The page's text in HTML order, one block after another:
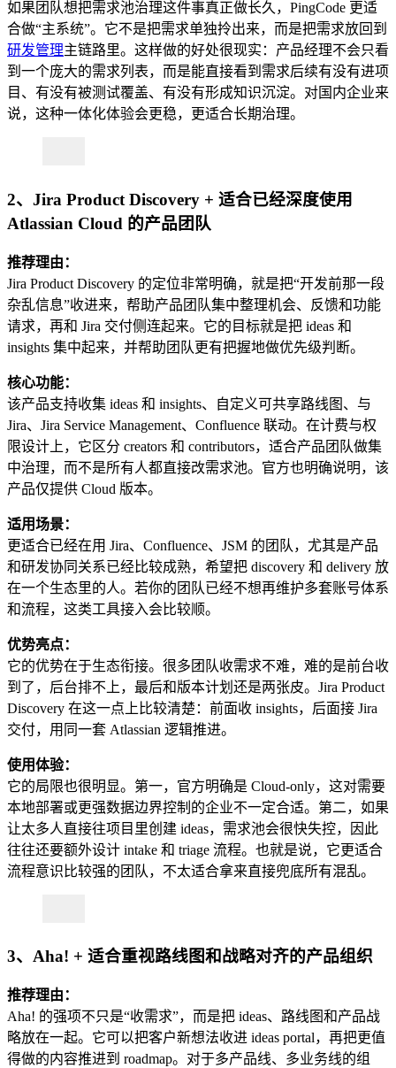
如果团队想把需求池治理这件事真正做长久，PingCode 更适
合做“主系统”。它不是把需求单独拎出来，而是把需求放回到
研发管理主链路里。这样做的好处很现实：产品经理不会只看
到一个庞大的需求列表，而是能直接看到需求后续有没有进项
目、有没有被测试覆盖、有没有形成知识沉淀。对国内企业来
说，这种一体化体验会更稳，更适合长期治理。
2、Jira Product Discovery + 适合已经深度使用
Atlassian Cloud 的产品团队
推荐理由：
Jira Product Discovery 的定位非常明确，就是把“开发前那一段
杂乱信息”收进来，帮助产品团队集中整理机会、反馈和功能
请求，再和 Jira 交付侧连起来。它的目标就是把 ideas 和
insights 集中起来，并帮助团队更有把握地做优先级判断。
核心功能：
该产品支持收集 ideas 和 insights、自定义可共享路线图、与
Jira、Jira Service Management、Confluence 联动。在计费与权
限设计上，它区分 creators 和 contributors，适合产品团队做集
中治理，而不是所有人都直接改需求池。官方也明确说明，该
产品仅提供 Cloud 版本。
适用场景：
更适合已经在用 Jira、Confluence、JSM 的团队，尤其是产品
和研发协同关系已经比较成熟，希望把 discovery 和 delivery 放
在一个生态里的人。若你的团队已经不想再维护多套账号体系
和流程，这类工具接入会比较顺。
优势亮点：
它的优势在于生态衔接。很多团队收需求不难，难的是前台收
到了，后台排不上，最后和版本计划还是两张皮。Jira Product
Discovery 在这一点上比较清楚：前面收 insights，后面接 Jira
交付，用同一套 Atlassian 逻辑推进。
使用体验：
它的局限也很明显。第一，官方明确是 Cloud-only，这对需要
本地部署或更强数据边界控制的企业不一定合适。第二，如果
让太多人直接往项目里创建 ideas，需求池会很快失控，因此
往往还要额外设计 intake 和 triage 流程。也就是说，它更适合
流程意识比较强的团队，不太适合拿来直接兜底所有混乱。
3、Aha! + 适合重视路线图和战略对齐的产品组织
推荐理由：
Aha! 的强项不只是“收需求”，而是把 ideas、路线图和产品战
略放在一起。它可以把客户新想法收进 ideas portal，再把更值
得做的内容推进到 roadmap。对于多产品线、多业务线的组